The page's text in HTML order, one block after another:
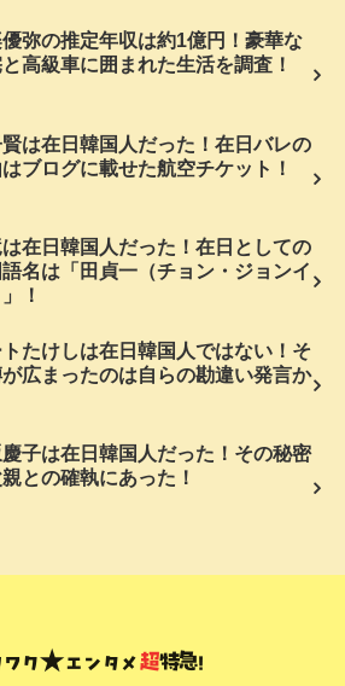
弥の推定年収は約1億円！豪華な
高級車に囲まれた生活を調査！
は在日韓国人だった！在日バレの
ブログに載せた航空チケット！
在日韓国人だった！在日としての
名は「田貞一（チョン・ジョンイ
！
トたけしは在日韓国人ではない！そ
広まったのは自らの勘違い発言か
子は在日韓国人だった！その秘密
との確執にあった！